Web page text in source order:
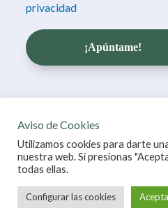
privacidad
© 2026
Aviso de Cookies
Utilizamos cookies para darte
nuestra web. Si presionas
todas ellas.
Configurar las cookies